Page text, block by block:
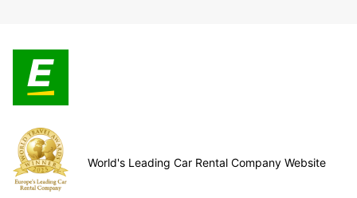
World's Leading Car Rental Company Website